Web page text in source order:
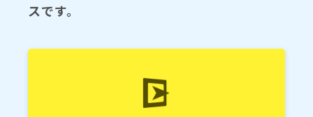
スです。